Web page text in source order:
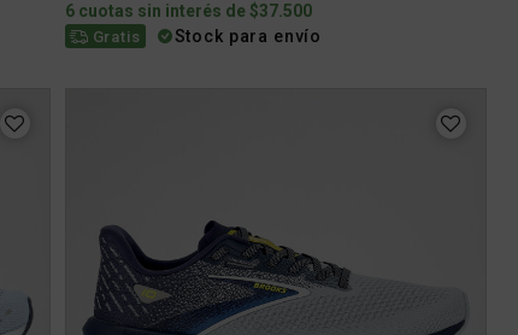
6 cuotas sin interés de $37.500
Gratis Stock para envío